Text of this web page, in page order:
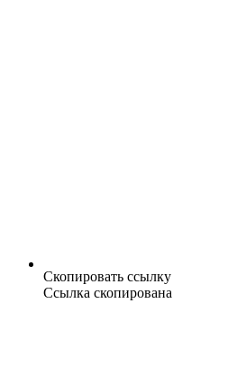
Скопировать ссылку
Ссылка скопирована